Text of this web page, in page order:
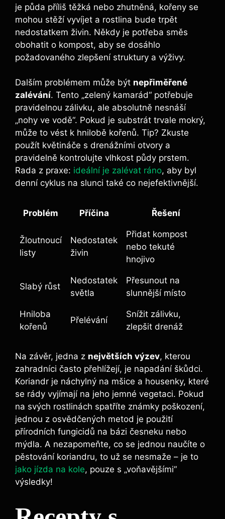
je půda příliš těžká nebo zhutněná, kořeny se
mohou stěží vyvíjet a rostlina bude trpět
nedostatkem živin. Někdy je potřeba směs
obohatit o kompost, aby se dosáhlo
požadovaného zlepšení struktury a výživy.
Dalším problémem může být nepřiměřené
zalévání. Tento „zelený kamarád“ potřebuje
pravidelnou zálivku, ale absolutně nesnáší
„nohy ve vodě“. Pokud je substrát trvale mokrý,
může to vést k hnilobě kořenů. Tip? Zkuste
použít květináče s drenážními otvory a
pravidelně kontrolujte vlhkost půdy prstem.
Rada z praxe: ideální je zalévat ráno, aby byl
denní cyklus na slunci také co nejefektivnější.
Problém Příčina Řešení
Žloutnoucí
listy
Nedostatek
živin
Přidat kompost
nebo tekuté
hnojivo
Slabý růst
Nedostatek
světla
Přesunout na
slunnější místo
Hniloba
kořenů
Přelévání
Snížit zálivku,
zlepšit drenáž
Na závěr, jedna z největších výzev, kterou
zahradníci často přehlížejí, je napadání škůdci.
Koriandr je náchylný na mšice a housenky, které
se rády vyjímají na jeho jemné vegetaci. Pokud
na svých rostlinách spatříte známky poškození,
jednou z osvědčených metod je použití
přírodních fungicidů na bázi česneku nebo
mýdla. A nezapomeňte, co se jednou naučíte o
pěstování koriandru, to už se nesmaže – je to
jako jízda na kole, pouze s „voňavějšími“
výsledky!